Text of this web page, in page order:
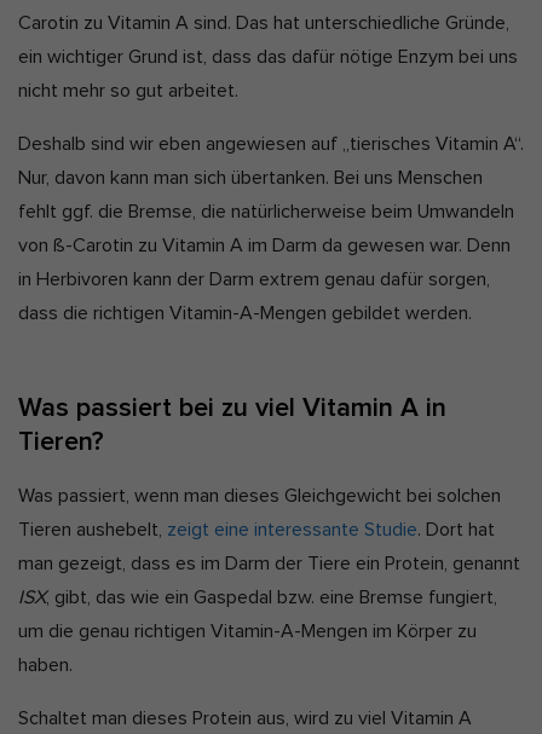
Carotin zu Vitamin A sind. Das hat unterschiedliche Gründe,
ein wichtiger Grund ist, dass das dafür nötige Enzym bei uns
nicht mehr so gut arbeitet.
Deshalb sind wir eben angewiesen auf „tierisches Vitamin A“.
Nur, davon kann man sich übertanken. Bei uns Menschen
fehlt ggf. die Bremse, die natürlicherweise beim Umwandeln
von ß-Carotin zu Vitamin A im Darm da gewesen war. Denn
in Herbivoren kann der Darm extrem genau dafür sorgen,
dass die richtigen Vitamin-A-Mengen gebildet werden.
Was passiert bei zu viel Vitamin A in
Tieren?
Was passiert, wenn man dieses Gleichgewicht bei solchen
Tieren aushebelt, zeigt eine interessante Studie. Dort hat
man gezeigt, dass es im Darm der Tiere ein Protein, genannt
ISX, gibt, das wie ein Gaspedal bzw. eine Bremse fungiert,
um die genau richtigen Vitamin-A-Mengen im Körper zu
haben.
Schaltet man dieses Protein aus, wird zu viel Vitamin A